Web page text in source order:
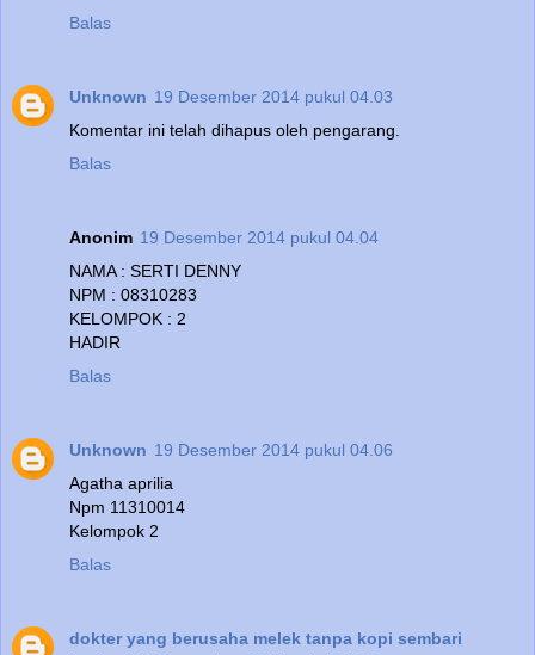
Balas
Unknown 19 Desember 2014 pukul 04.03
Komentar ini telah dihapus oleh pengarang.
Balas
Anonim 19 Desember 2014 pukul 04.04
NAMA : SERTI DENNY
NPM : 08310283
KELOMPOK : 2
HADIR
Balas
Unknown 19 Desember 2014 pukul 04.06
Agatha aprilia
Npm 11310014
Kelompok 2
Balas
dokter yang berusaha melek tanpa kopi sembari